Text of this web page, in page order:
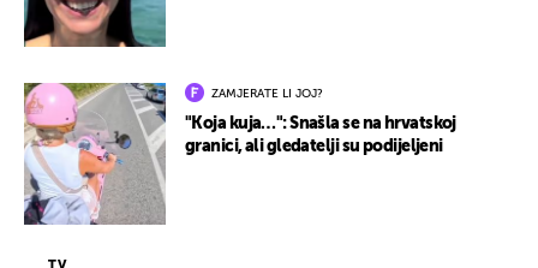
ZAMJERATE LI JOJ?
"Koja kuja…": Snašla se na hrvatskoj
granici, ali gledatelji su podijeljeni
TV